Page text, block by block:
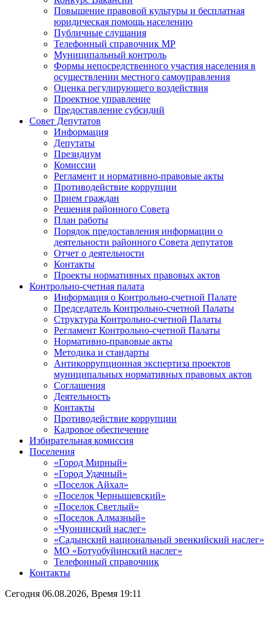
Повышение правовой культуры и бесплатная
юридическая помощь населению
Публичные слушания
Телефонный справочник МР
Муниципальный контроль
Формы непосредственного участия населения в
осуществлении местного самоуправления
Оценка регулирующего воздействия
Проектное управление
Предоставление субсидий
Совет Депутатов
Информация
Депутаты
Президиум
Комиссии
Регламент и нормативно-правовые акты
Противодействие коррупции
Прием граждан
Решения районного Совета
План работы
Порядок предоставления информации о
деятельности районного Совета депутатов
Отчет о деятельности
Контакты
Проекты нормативных правовых актов
Контрольно-счетная палата
Информация о Контрольно-счетной Палате
Председатель Контрольно-счетной Палаты
Структура Контрольно-счетной Палаты
Регламент Контрольно-счетной Палаты
Нормативно-правовые акты
Методика и стандарты
Антикоррупционная экспертиза проектов
муниципальных нормативных правовых актов
Соглашения
Деятельность
Контакты
Противодействие коррупции
Кадровое обеспечение
Избирательная комиссия
Поселения
«Город Мирный»
«Город Удачный»
«Поселок Айхал»
«Поселок Чернышевский»
«Поселок Светлый»
«Поселок Алмазный»
«Чуонинский наслег»
«Садынский национальный эвенкийский наслег»
МО «Ботуобуйинский наслег»
Телефонный справочник
Контакты
Сегодня 06.08.2026, Время 19:11